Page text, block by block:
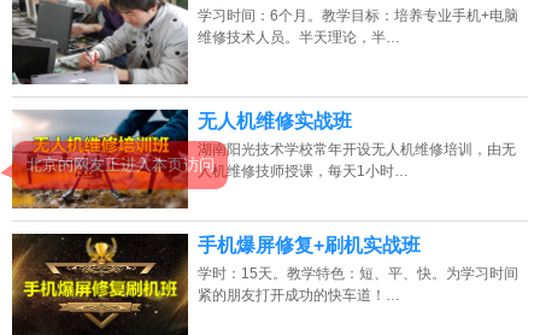
2026年8月7号_重庆_朱同学（139****6497）报名:【手机维修培训班】
2026年8月7号_贵州_周同学（130****9840）报名:
2026年8月7号_陕西_王同学（134****0509）报名:【手机维修培训班】
2026年8月7号_湖南_林同学（158****8926）报名:【手机维修培训班】
学习时间：6个月。教学目标：培养专业手机+电脑
维修技术人员。半天理论，半…
无人机维修实战班
湖南阳光技术学校常年开设无人机维修培训，由无
人机维修技师授课，每天1小时…
手机爆屏修复+刷机实战班
学时：15天。教学特色：短、平、快。为学习时间
紧的朋友打开成功的快车道！…
北京的网友正进入本页访问